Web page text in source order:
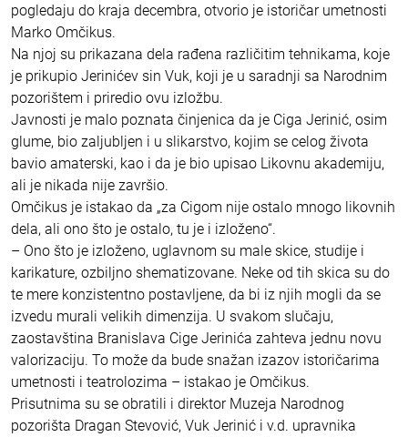
pogledaju do kraja decembra, otvorio je istoričar umetnosti
Marko Omčikus.
Na njoj su prikazana dela rađena različitim tehnikama, koje
je prikupio Jerinićev sin Vuk, koji je u saradnji sa Narodnim
pozorištem i priredio ovu izložbu.
Javnosti je malo poznata činjenica da je Ciga Jerinić, osim
glume, bio zaljubljen i u slikarstvo, kojim se celog života
bavio amaterski, kao i da je bio upisao Likovnu akademiju,
ali je nikada nije završio.
Omčikus je istakao da „za Cigom nije ostalo mnogo likovnih
dela, ali ono što je ostalo, tu je i izloženo“.
– Ono što je izloženo, uglavnom su male skice, studije i
karikature, ozbiljno shematizovane. Neke od tih skica su do
te mere konzistentno postavljene, da bi iz njih mogli da se
izvedu murali velikih dimenzija. U svakom slučaju,
zaostavština Branislava Cige Jerinića zahteva jednu novu
valorizaciju. To može da bude snažan izazov istoričarima
umetnosti i teatrolozima – istakao je Omčikus.
Prisutnima su se obratili i direktor Muzeja Narodnog
pozorišta Dragan Stevović, Vuk Jerinić i v.d. upravnika